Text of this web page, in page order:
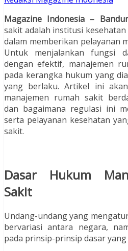
Magazine Indonesia –
sakit adalah institusi
dalam memberikan pelayanan
Untuk menjalankan fungsi
dengan efektif, manajemen
pada kerangka hukum yang
yang berlaku. Artikel ini
manajemen rumah sakit
dan bagaimana regulasi ini
serta pelayanan kesehatan
sakit.
Dasar Hukum
Sakit
Undang-undang yang
bervariasi antara negara,
pada prinsip-prinsip dasar